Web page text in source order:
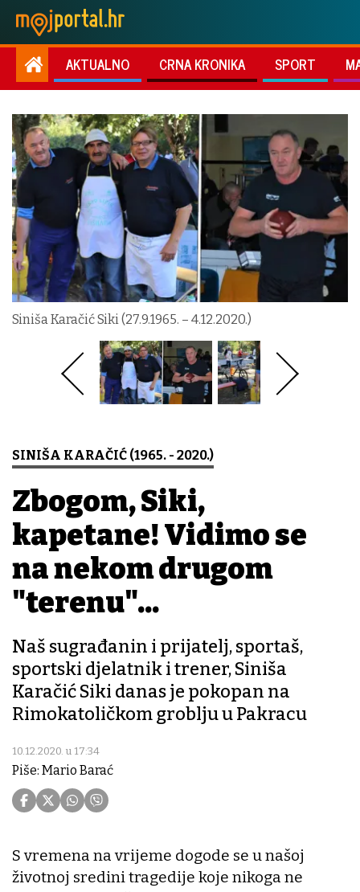
AKTUALNO CRNA KRONIKA SPORT
Siniša Karačić Siki (27.9.1965. – 4.12.2020.)
SINIŠA KARAČIĆ (1965. - 2020.)
Zbogom, Siki,
kapetane! Vidimo se
na nekom drugom
"terenu"...
Naš sugrađanin i prijatelj, sportaš,
sportski djelatnik i trener, Siniša
Karačić Siki danas je pokopan na
Rimokatoličkom groblju u Pakracu
10.12.2020. u 17:34
Piše: Mario Barać
S vremena na vrijeme dogode se u našoj
životnoj sredini tragedije koje nikoga ne